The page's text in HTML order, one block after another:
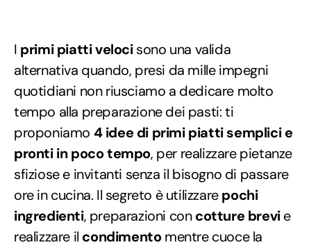
I primi piatti velocisono una valida
alternativa quando, presi da mille impegni
quotidiani non riusciamo a dedicare molto
tempo alla preparazione dei pasti: ti
proponiamo 4 idee di primi piatti semplici e
pronti in poco tempo, per realizzare pietanze
sfiziose e invitanti senza il bisogno di passare
ore in cucina. Il segreto è utilizzarepochi
ingredienti, preparazioni concotture brevie
realizzare il condimentomentre cuoce la